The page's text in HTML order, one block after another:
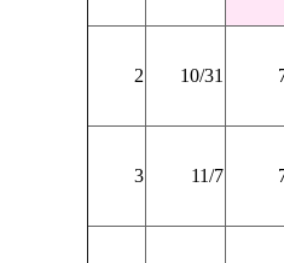
2 10/31
3 11/7